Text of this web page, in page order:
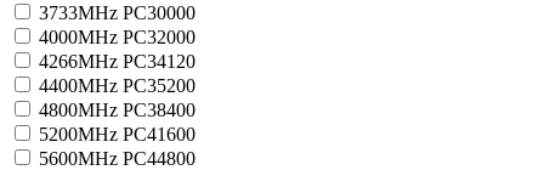
3733MHz PC30000
4000MHz PC32000
4266MHz PC34120
4400MHz PC35200
4800MHz PC38400
5200MHz PC41600
5600MHz PC44800